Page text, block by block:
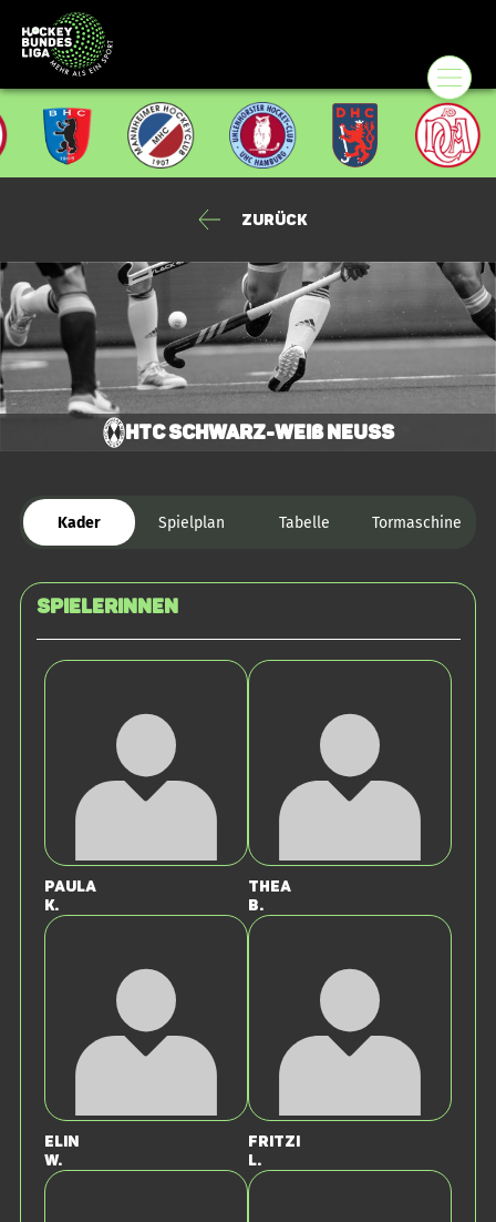
Zurück
HTC Schwarz-Weiß Neuss
Kader Spielplan Tabelle Tormaschine
SPIELERINNEN
Paula
K.
Thea
B.
Elin
W.
Fritzi
L.